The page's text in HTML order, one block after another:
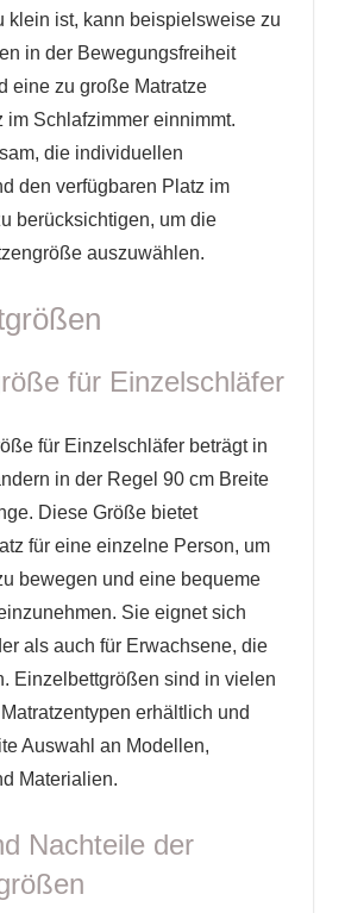
klein ist, kann beispielsweise zu
in der Bewegungsfreiheit
eine zu große Matratze
im Schlafzimmer einnimmt.
die individuellen
den verfügbaren Platz im
berücksichtigen, um die
auszuwählen.
für Einzelschläfer
für Einzelschläfer beträgt in
in der Regel 90 cm Breite
Diese Größe bietet
für eine einzelne Person, um
bewegen und eine bequeme
Sie eignet sich
als auch für Erwachsene, die
Einzelbettgrößen sind in vielen
erhältlich und
Auswahl an Modellen,
Materialien.
Nachteile der